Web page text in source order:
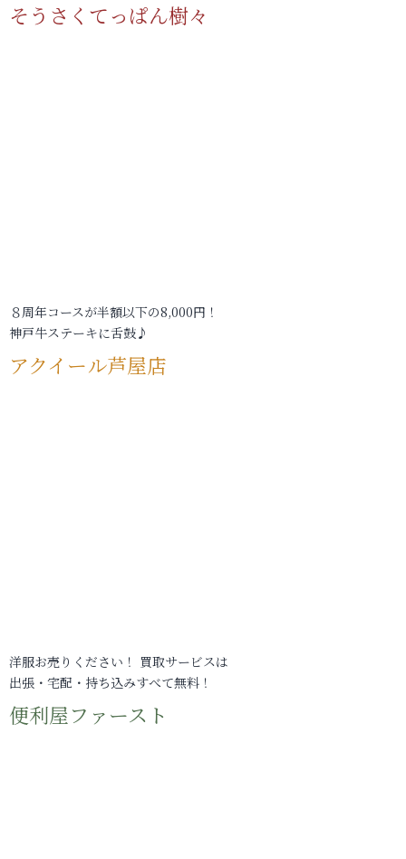
そうさくてっぱん樹々
８周年コースが半額以下の8,000円！
神戸牛ステーキに舌鼓♪
アクイール芦屋店
洋服お売りください！ 買取サービスは
出張・宅配・持ち込みすべて無料！
便利屋ファースト